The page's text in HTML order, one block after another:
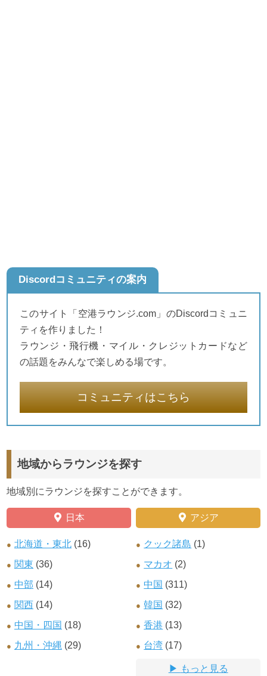
Discordコミュニティの案内
このサイト「空港ラウンジ.com」のDiscordコミュニ
ティを作りました！
ラウンジ・飛行機・マイル・クレジットカードなど
の話題をみんなで楽しめる場です。
コミュニティはこちら
地域からラウンジを探す
地域別にラウンジを探すことができます。
日本
北海道・東北 (16)
関東 (36)
中部 (14)
関西 (14)
中国・四国 (18)
九州・沖縄 (29)
アジア
クック諸島 (1)
マカオ (2)
中国 (311)
韓国 (32)
香港 (13)
台湾 (17)
もっと見る